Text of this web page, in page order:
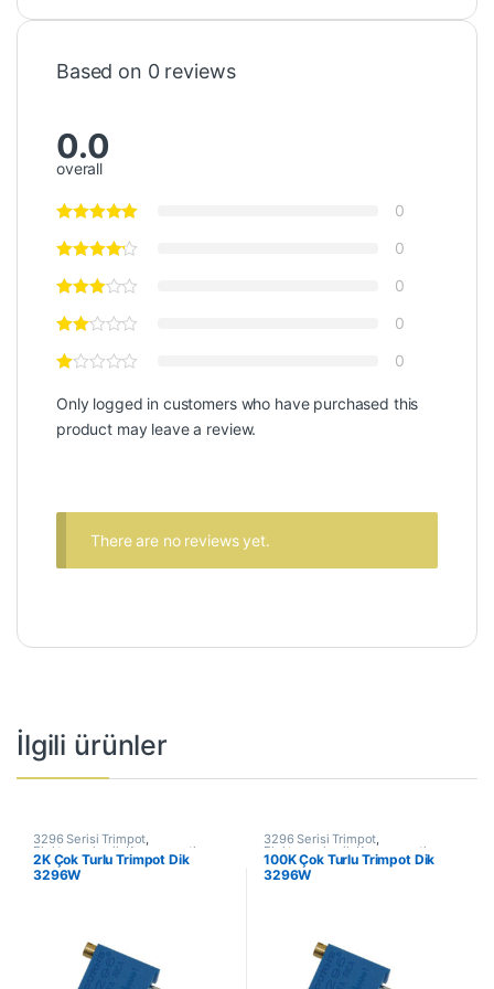
Based on 0 reviews
0.0
overall
0
0
0
0
0
Only logged in customers who have purchased this
product may leave a review.
There are no reviews yet.
İlgili ürünler
3296 Serisi Trimpot,
Elektromekanik Kompanentler
Potansiyometreler ve Trimpotlar
Trimpot Potansiyometreler
2K Çok Turlu Trimpot Dik
3296W
3296 Serisi Trimpot,
Elektromekanik Kompanentler
Potansiyometreler ve Trimpotlar
Trimpot Potansiyometreler
100K Çok Turlu Trimpot Dik
3296W